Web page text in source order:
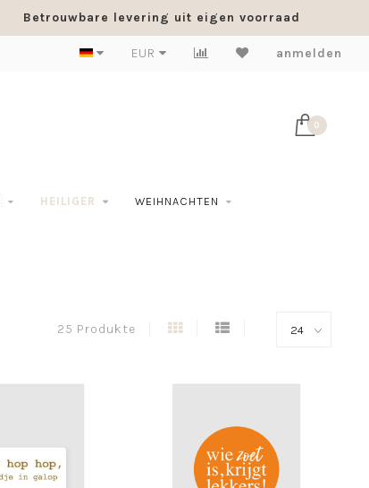
Betrouwbare levering uit eigen voorraad
EUR anmelden
0
HEILIGER WEIHNACHTEN
25 Produkte